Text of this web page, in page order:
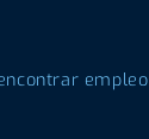
empleo